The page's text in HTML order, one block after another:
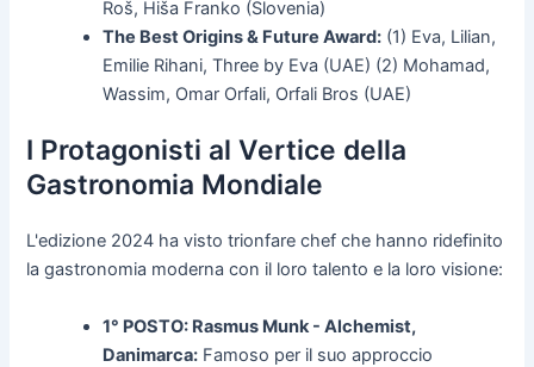
Roš, Hiša Franko (Slovenia)
The Best Origins & Future Award: (1) Eva, Lilian,
Emilie Rihani, Three by Eva (UAE) (2) Mohamad,
Wassim, Omar Orfali, Orfali Bros (UAE)
I Protagonisti al Vertice della
Gastronomia Mondiale
L'edizione 2024 ha visto trionfare chef che hanno ridefinito
la gastronomia moderna con il loro talento e la loro visione:
1° POSTO: Rasmus Munk - Alchemist,
Danimarca: Famoso per il suo approccio